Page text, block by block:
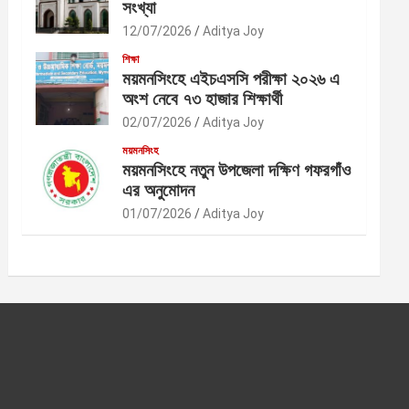
সংখ্যা
12/07/2026 Aditya Joy
শিক্ষা
ময়মনসিংহে এইচএসসি পরীক্ষা ২০২৬ এ
অংশ নেবে ৭৩ হাজার শিক্ষার্থী
02/07/2026 Aditya Joy
ময়মনসিংহ
ময়মনসিংহে নতুন উপজেলা দক্ষিণ গফরগাঁও
এর অনুমোদন
01/07/2026 Aditya Joy